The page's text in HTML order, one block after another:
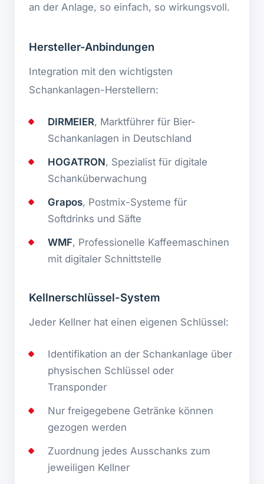
an der Anlage, so einfach, so wirkungsvoll.
Hersteller-Anbindungen
Integration mit den wichtigsten
Schankanlagen-Herstellern:
DIRMEIER, Marktführer für Bier-
Schankanlagen in Deutschland
HOGATRON, Spezialist für digitale
Schanküberwachung
Grapos, Postmix-Systeme für
Softdrinks und Säfte
WMF, Professionelle Kaffeemaschinen
mit digitaler Schnittstelle
Kellnerschlüssel-System
Jeder Kellner hat einen eigenen Schlüssel:
Identifikation an der Schankanlage über
physischen Schlüssel oder
Transponder
Nur freigegebene Getränke können
gezogen werden
Zuordnung jedes Ausschanks zum
jeweiligen Kellner